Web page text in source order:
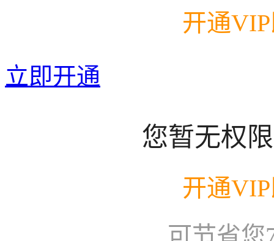
开通
立即开通
您暂无权
开通